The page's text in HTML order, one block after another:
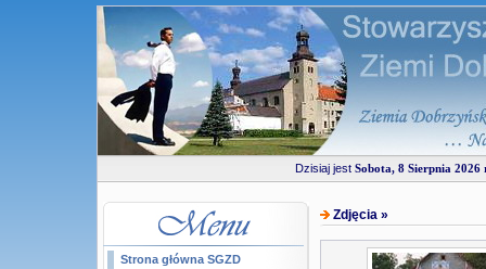
Dzisiaj jest Sobota, 8 Sierpnia 2026
Strona główna SGZD
Zdjęcia »